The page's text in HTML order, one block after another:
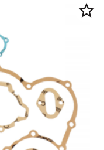
star_border